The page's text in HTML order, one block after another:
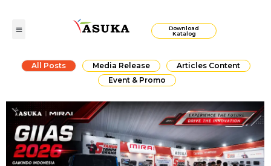
Download
Katalog
All Posts Media Release
Articles Content
Event & Promo